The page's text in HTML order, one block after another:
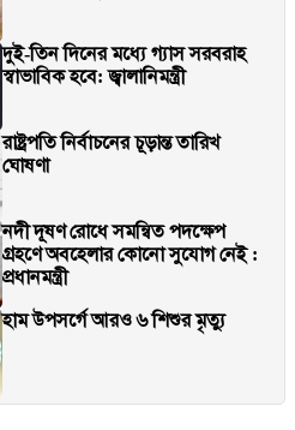
দুই-তিন দিনের মধ্যে গ্যাস সরবরাহ
স্বাভাবিক হবে: জ্বালানিমন্ত্রী
রাষ্ট্রপতি নির্বাচনের চূড়ান্ত তারিখ
ঘোষণা
নদী দূষণ রোধে সমন্বিত পদক্ষেপ
গ্রহণে অবহেলার কোনো সুযোগ নেই :
প্রধানমন্ত্রী
হাম উপসর্গে আরও ৬ শিশুর মৃত্যু